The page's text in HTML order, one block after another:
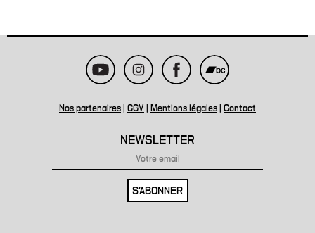
Nos partenaires CGV Mentions légales Contact
NEWSLETTER
S'ABONNER